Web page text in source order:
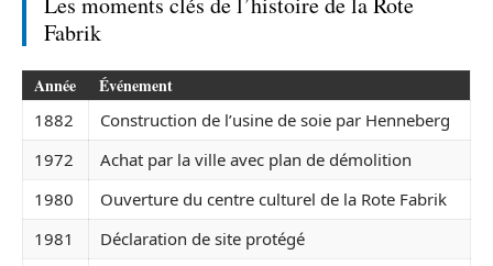
Fabrik
Année Événement
1882
Construction de l’usine de soie par Henneberg
1972
Achat par la ville avec plan de démolition
1980
Ouverture du centre culturel de la Rote Fabrik
1981
Déclaration de site protégé